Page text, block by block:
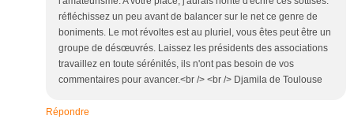
réfléchissez un peu avant de balancer sur le net ce genre de
boniments. Le mot révoltes est au pluriel, vous êtes peut être un
groupe de désœuvrés. Laissez les présidents des associations
travaillez en toute sérénités, ils n'ont pas besoin de vos
commentaires pour avancer.<br /> <br /> Djamila de Toulouse
Répondre